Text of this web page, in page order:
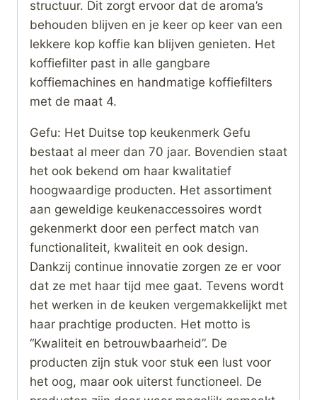
structuur. Dit zorgt ervoor dat de aroma’s
behouden blijven en je keer op keer van een
lekkere kop koffie kan blijven genieten. Het
koffiefilter past in alle gangbare
koffiemachines en handmatige koffiefilters
met de maat 4.
Gefu: Het Duitse top keukenmerk Gefu
bestaat al meer dan 70 jaar. Bovendien staat
het ook bekend om haar kwalitatief
hoogwaardige producten. Het assortiment
aan geweldige keukenaccessoires wordt
gekenmerkt door een perfect match van
functionaliteit, kwaliteit en ook design.
Dankzij continue innovatie zorgen ze er voor
dat ze met haar tijd mee gaat. Tevens wordt
het werken in de keuken vergemakkelijkt met
haar prachtige producten. Het motto is
“Kwaliteit en betrouwbaarheid”. De
producten zijn stuk voor stuk een lust voor
het oog, maar ook uiterst functioneel. De